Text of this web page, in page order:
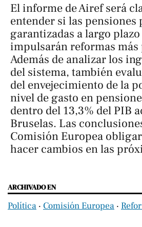
El informe de Airef será
entender si las pensiones
garantizadas a largo plazo
impulsarán reformas más
Además de analizar los
del sistema, también
del envejecimiento de la
nivel de gasto en
dentro del 13,3% del PIB
Bruselas. Las
Comisión Europea
hacer cambios en las
ARCHIVADO EN
Política ‧ Comisión Europea ‧